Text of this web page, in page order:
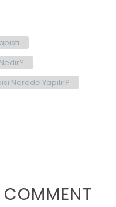
Nerede Yapılır?